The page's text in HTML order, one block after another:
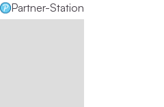
Partner-Station